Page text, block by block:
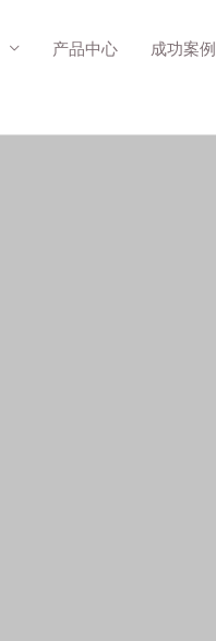
产品中心 成功案例